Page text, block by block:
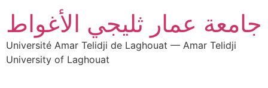
جامعة عمار ثليجي الأغواط
Université Amar Telidji de Laghouat — Amar Telidji
University of Laghouat